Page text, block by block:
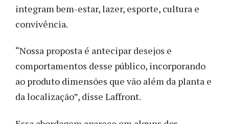
integram bem-estar, lazer, esporte, cultura e
convivência.
“Nossa proposta é antecipar desejos e
comportamentos desse público, incorporando
ao produto dimensões que vão além da planta e
da localização”, disse Laffront.